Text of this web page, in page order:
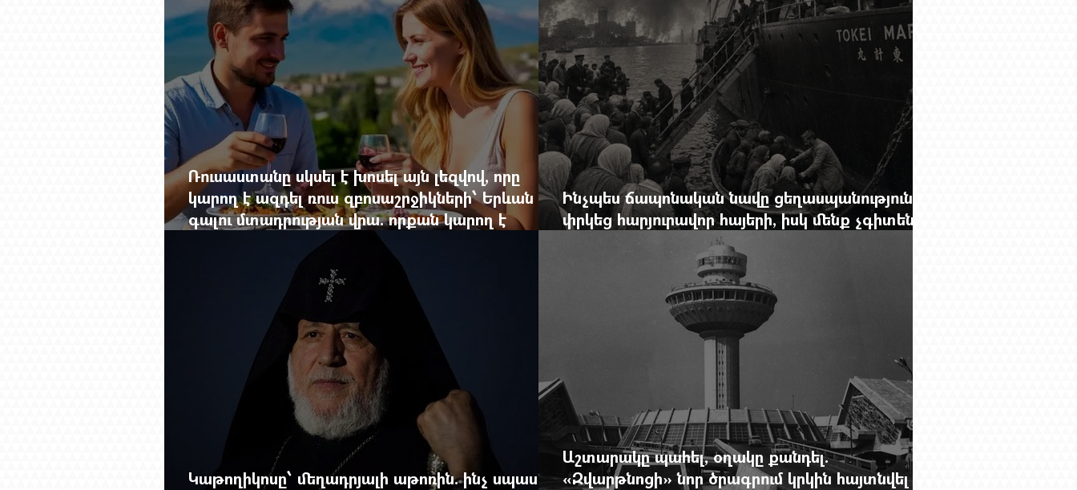
Ռուսաստանը սկսել է խոսել այն լեզվով, որը
կարող է ազդել ռուս զբոսաշրջիկների՝ Երևան
գալու մտադրության վրա. որքան կարող է
խորանալ հայ-ռուսական ճգնաժամը
Ինչպես ճապոնական նավը ցեղասպանությունից
փրկեց հարյուրավոր հայերի, իսկ մենք չգիտենք
հերոս նավապետի անունը՝ Սաձո Հիբիի
Կաթողիկոսը՝ մեղադրյալի աթոռին. ինչ սպասել
Աշտարակը պահել, օղակը քանդել.
«Զվարթնոցի» նոր ծրագրում կրկին հայտնվել է